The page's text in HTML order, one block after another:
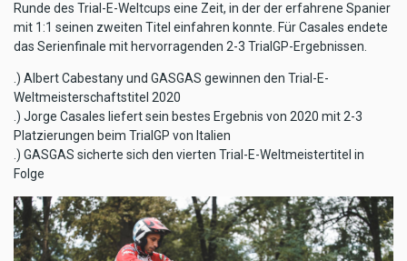
Runde des Trial-E-Weltcups eine Zeit, in der der erfahrene Spanier
mit 1:1 seinen zweiten Titel einfahren konnte. Für Casales endete
das Serienfinale mit hervorragenden 2-3 TrialGP-Ergebnissen.
.) Albert Cabestany und GASGAS gewinnen den Trial-E-
Weltmeisterschaftstitel 2020
.) Jorge Casales liefert sein bestes Ergebnis von 2020 mit 2-3
Platzierungen beim TrialGP von Italien
.) GASGAS sicherte sich den vierten Trial-E-Weltmeistertitel in
Folge